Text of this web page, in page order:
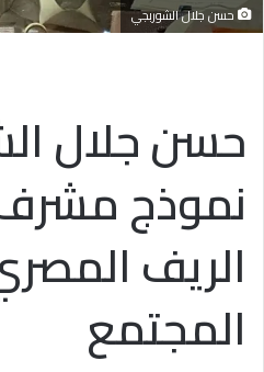
حسن جلال الشوربجي
حسن جلال
نموذج
الريف
المجتمع